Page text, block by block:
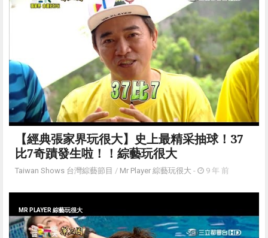
【經典張家界玩很大】史上最精采抽球！37
比7奇蹟發生啦！！綜藝玩很大
Taiwan Shows 台灣綜藝節目 / Mr Player 綜藝玩很大 - 9 年 前
MR PLAYER 綜藝玩很大